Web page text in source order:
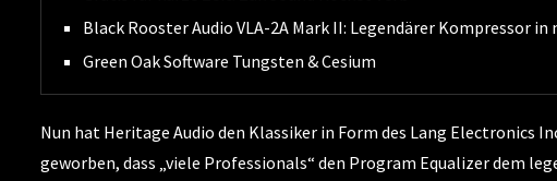
Black Rooster Audio VLA-2A Mark II: Legendärer Kompressor in
Green Oak Software Tungsten & Cesium
Nun hat Heritage Audio den Klassiker in Form des Lang Electronics
geworben, dass „viele Professionals“ den Program Equalizer dem